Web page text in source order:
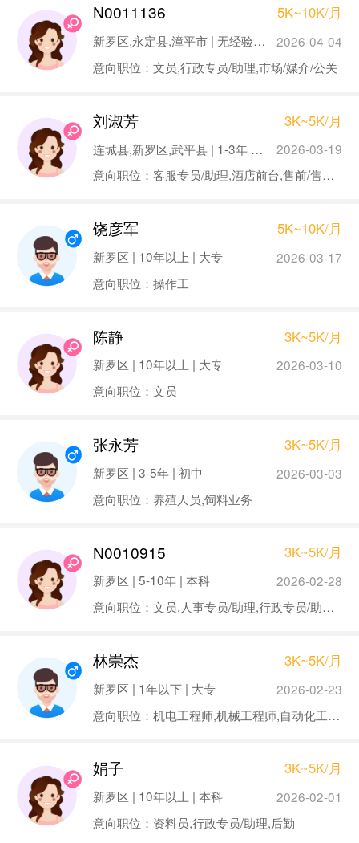
N0011136 5K~10K/月
新罗区,永定县,漳平市 | 无经验 | 本科
2026-04-04
意向职位：文员,行政专员/助理,市场/媒介/公关
刘淑芳 3K~5K/月
连城县,新罗区,武平县 | 1-3年 | 中专
2026-03-19
意向职位：客服专员/助理,酒店前台,售前/售后服务
饶彦军 5K~10K/月
新罗区 | 10年以上 | 大专
2026-03-17
意向职位：操作工
陈静 3K~5K/月
新罗区 | 10年以上 | 大专
2026-03-10
意向职位：文员
张永芳 3K~5K/月
新罗区 | 3-5年 | 初中
2026-03-03
意向职位：养殖人员,饲料业务
N0010915 3K~5K/月
新罗区 | 5-10年 | 本科
2026-02-28
意向职位：文员,人事专员/助理,行政专员/助理,后勤
林崇杰 3K~5K/月
新罗区 | 1年以下 | 大专
2026-02-23
意向职位：机电工程师,机械工程师,自动化工程师
娟子 3K~5K/月
新罗区 | 10年以上 | 本科
2026-02-01
意向职位：资料员,行政专员/助理,后勤